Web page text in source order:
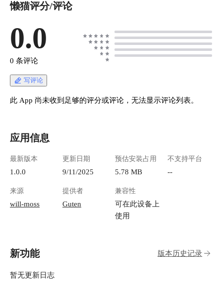
懒猫评分/评论
0.0
0 条评论
写评论
此 App 尚未收到足够的评分或评论，无法显示评论列表。
应用信息
最新版本
1.0.0
更新日期
9/11/2025
预估安装占用
5.78 MB
不支持平台
--
来源
will-moss
提供者
Guten
兼容性
可在此设备上
使用
新功能 版本历史记录
暂无更新日志